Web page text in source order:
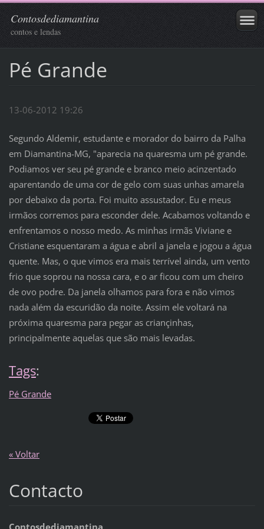
Contosdediamantina
contos e lendas
Pé Grande
13-06-2012 19:26
Segundo Aldemir, estudante e morador do bairro da Palha
em Diamantina-MG, "aparecia na quaresma um pé grande.
Podiamos ver seu pé grande e branco meio acinzentado
aparentando de uma cor de gelo com suas unhas amarela
por debaixo da porta. Foi muito assustador. Eu e meus
irmãos corremos para esconder dele. Acabamos voltando e
enfrentamos o nosso medo. As minhas irmãs Viviane e
Cristiane esquentaram a água e abril a janela e jogou a água
quente. Mas, o que vimos era mais terrível ainda, um vento
frio que soprou na nossa cara, e o ar ficou com um cheiro
de ovo podre. Da janela olhamos para fora e não vimos
nada além da escuridão da noite. Assim ele voltará na
próxima quaresma para pegar as criançinhas,
principalmente aquelas que são mais levadas.
Tags:
Pé Grande
« Voltar
Contacto